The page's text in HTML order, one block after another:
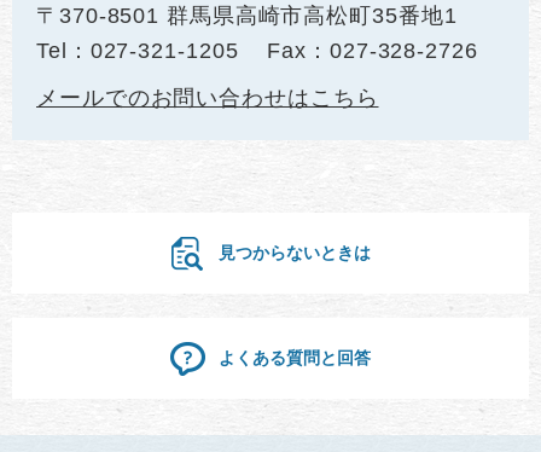
〒370-8501 群馬県高崎市高松町35番地1
Tel：027-321-1205
Fax：027-328-2726
メールでのお問い合わせはこちら
見つからないときは
よくある質問と回答